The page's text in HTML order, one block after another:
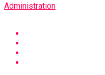
Administration